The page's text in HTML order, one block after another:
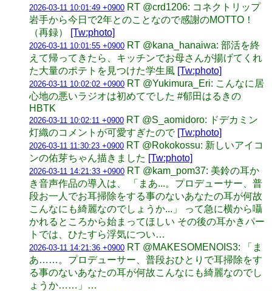
2026-03-11 10:01:49 +0900 RT @crd1206: コネクトリップ
岩手から今日で2年とのことなので感謝のMOTTO！
（再録）
[Tw:photo]
2026-03-11 10:01:55 +0900 RT @kana_hanaiwa: 部活を終
えて帰ってきたら、キッチンでお母さんが揚げてくれ
た大量のポテトを見つけた学生風 [Tw:photo]
2026-03-11 10:02:02 +0900 RT @Yukimura_Eri: こんなに居
心地の悪いラジオは初めてでした #郁田はるきの
HBTK
2026-03-11 10:02:11 +0900 RT @S_aomidoro: ドデカミン
灯織のコメントが可愛すぎたので [Tw:photo]
2026-03-11 11:30:23 +0900 RT @Rokokossu: 新しいアイコ
ンの佑芽ちゃん描きました [Tw:photo]
2026-03-11 14:21:33 +0900 RT @kam_pom37: 美鈴の耳か
き音声作品の導入は、 「まあ...。プロデューサー、普
段お一人でお耳掃除をする事のないあなたの耳が何故
こんなにも綺麗なのでしょうか...」 って急に横から囁
かれるところから始まってほしい その後の耳かきパー
トでは、ひたすら浮気につい…
2026-03-11 14:21:36 +0900 RT @MAKESOMENOIS3: 「ま
あ……。プロデューサー、普段おひとりで耳掃除をす
る事のないあなたの耳が何故こんなにも綺麗なのでし
ょうか……」…